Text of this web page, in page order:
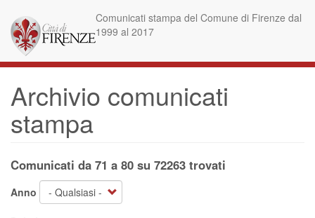
contenuto
principale
Comunicati stampa del Comune di Firenze dal
1999 al 2017
Archivio comunicati
stampa
Comunicati da 71 a 80 su 72263 trovati
Anno